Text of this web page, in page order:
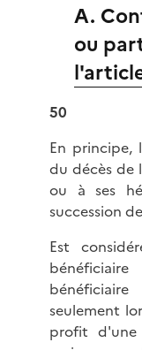
A.
ou
50
En principe,
du décès de
ou à ses
succession
Est
seulement
profit d'une